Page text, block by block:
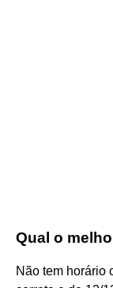
Qual o
Não tem horário